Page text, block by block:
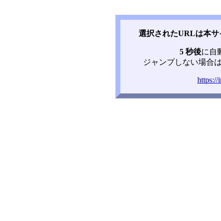
選択されたURLは本
5 秒後に自
ジャンプしない場合
https://